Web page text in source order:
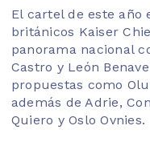
El cartel de este año
británicos Kaiser
panorama nacional
Castro y León
propuestas como
además de Adrie,
Quiero y Oslo Ovnies.